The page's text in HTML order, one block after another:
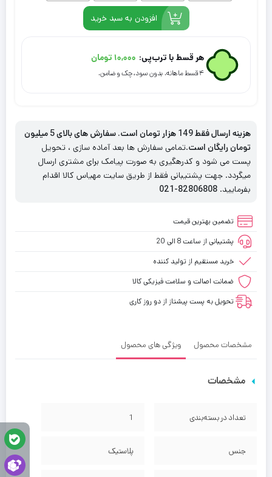
افزودن به سبد خرید
هر قسط با ترب‌پی: ۱۰,۰۰۰ تومان
۴ قسط ماهانه. بدون سود، چک و ضامن.
هزینه ارسال فقط 149 هزار تومان است. سفارش های بالای 5 میلیون
تومان رایگان است.تمامی سفارش ها بعد آماده سازی ، تحویل
پست می شود و کدرهگیری به صورت پیامک برای مشتری ارسال
میگردد. جهت پشتیبانی فقط از طریق سایت مهیاس کالا اقدام
بفرمایید. 82806808-021
تضمین بهترین قیمت
پشتیبانی از ساعت 8 الی 20
خرید مستقیم از تولید کننده
ضمانت اصالت و سلامت فیزیکی کالا
تحویل به پست پیشتاز از دو روز کاری
مشخصات محصول ویژگی های محصول
مشخصات
تعداد در بسته‌بندی 1
جنس پلاستیک